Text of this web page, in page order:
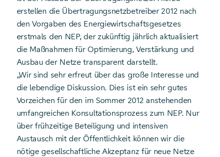
erstellen die Übertragungsnetzbetreiber 2012 nach
den Vorgaben des Energiewirtschaftsgesetzes
erstmals den NEP, der zukünftig jährlich aktualisiert
die Maßnahmen für Optimierung, Verstärkung und
Ausbau der Netze transparent darstellt.
„Wir sind sehr erfreut über das große Interesse und
die lebendige Diskussion. Dies ist ein sehr gutes
Vorzeichen für den im Sommer 2012 anstehenden
umfangreichen Konsultationsprozess zum NEP. Nur
über frühzeitige Beteiligung und intensiven
Austausch mit der Öffentlichkeit können wir die
nötige gesellschaftliche Akzeptanz für neue Netze